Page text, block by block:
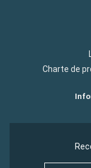
Charte de